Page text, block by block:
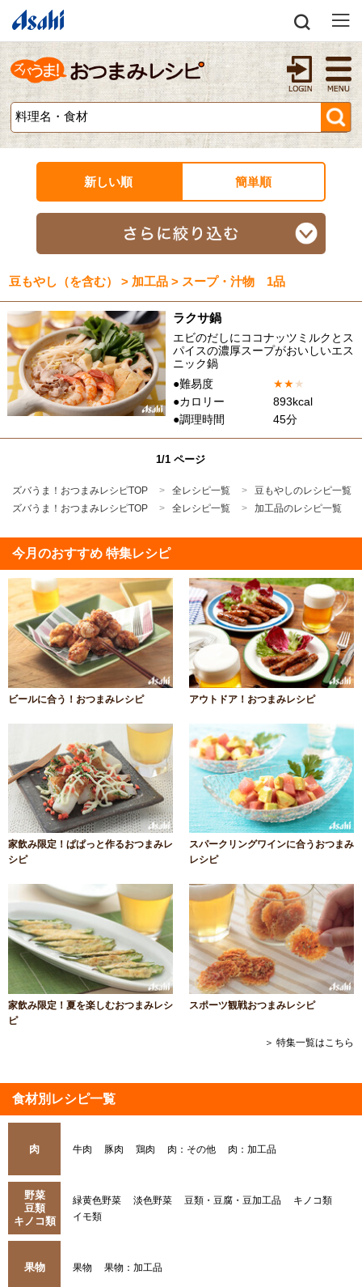
新しい順 簡単順
豆もやし（を含む） > 加工品 > スープ・汁物 1品
ラクサ鍋
エビのだしにココナッツミルクとス
パイスの濃厚スープがおいしいエス
ニック鍋
●難易度
★★★
●カロリー
893kcal
●調理時間
45分
1/1 ページ
ズバうま！おつまみレシピTOP 全レシピ一覧
豆もやしのレシピ一覧
ズバうま！おつまみレシピTOP
全レシピ一覧 加工品のレシピ一覧
今月のおすすめ 特集レシピ
ビールに合う！おつまみレシピ アウトドア！おつまみレシピ
家飲み限定！ぱぱっと作るおつまみレ
シピ
スパークリングワインに合うおつまみ
レシピ
家飲み限定！夏を楽しむおつまみレシ
ピ
スポーツ観戦おつまみレシピ
＞ 特集一覧はこちら
食材別レシピ一覧
肉 牛肉 豚肉 鶏肉 肉：その他 肉：加工品
野菜
豆類
キノコ類
緑黄色野菜 淡色野菜 豆類・豆腐・豆加工品
キノコ類
イモ類
果物 果物 果物：加工品